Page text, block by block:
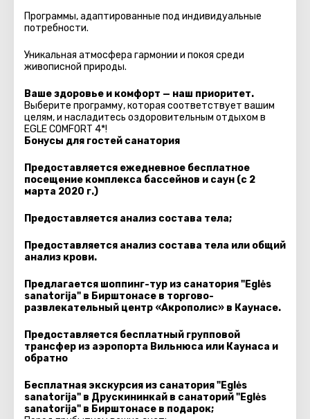
Программы, адаптированные под индивидуальные
потребности.
Уникальная атмосфера гармонии и покоя среди
живописной природы.
Ваше здоровье и комфорт — наш приоритет.
Выберите программу, которая соответствует вашим
целям, и насладитесь оздоровительным отдыхом в
EGLE COMFORT 4*!
Бонусы для гостей санатория
Предоставляется ежедневное бесплатное
посещение комплекса бассейнов и саун (с 2
марта 2020 г.)
Предоставляется анализ состава тела;
Предоставляется анализ состава тела или общий
анализ крови.
Предлагается шоппинг-тур из санатория "Eglės
sanatorija" в Бирштонасе в торгово-
развлекательный центр «Акрополис» в Каунасе.
Предоставляется бесплатный групповой
трансфер из аэропорта Вильнюса или Каунаса и
обратно
Бесплатная экскурсия из санатория "Eglės
sanatorija" в Друскининкай в санаторий "Eglės
sanatorija" в Бирштонасе в подарок;